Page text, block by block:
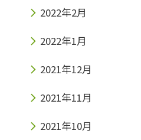
2022年2月
2022年1月
2021年12月
2021年11月
2021年10月